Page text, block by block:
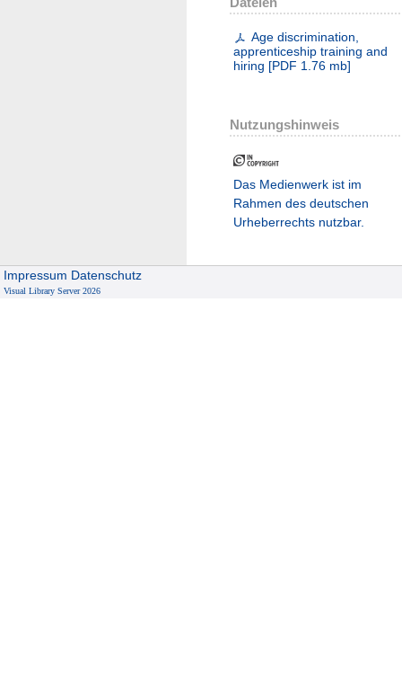
Age discrimination,
apprenticeship training and
hiring [PDF 1.76 mb]
Nutzungshinweis
Das Medienwerk ist im
Rahmen des deutschen
Urheberrechts nutzbar.
Impressum Datenschutz
Visual Library Server 2026